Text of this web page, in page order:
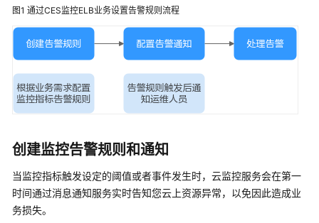
门
用
户
指
南
实
ELB
最
图1 通过CES监控ELB业务设置告警规则流程
创建监控告警规则和通知
当监控指标触发设定的阈值或者事件发生时，云监控服务会在第一
时间通过消息通知服务实时告知您云上资源异常，以免因此造成业
务损失。